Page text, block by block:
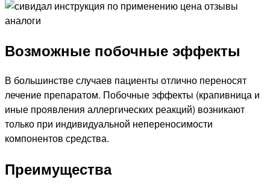
Возможные побочные эффекты
В большинстве случаев пациенты отлично переносят
лечение препаратом. Побочные эффекты (крапивница и
иные проявления аллергических реакций) возникают
только при индивидуальной непереносимости
компонентов средства.
Преимущества